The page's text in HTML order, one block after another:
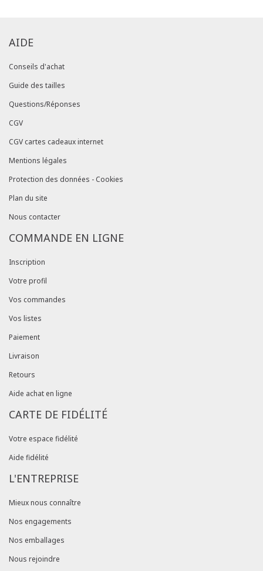
AIDE
Conseils d'achat
Guide des tailles
Questions/Réponses
CGV
CGV cartes cadeaux internet
Mentions légales
Protection des données - Cookies
Plan du site
Nous contacter
COMMANDE EN LIGNE
Inscription
Votre profil
Vos commandes
Vos listes
Paiement
Livraison
Retours
Aide achat en ligne
CARTE DE FIDÉLITÉ
Votre espace fidélité
Aide fidélité
L'ENTREPRISE
Mieux nous connaître
Nos engagements
Nos emballages
Nous rejoindre